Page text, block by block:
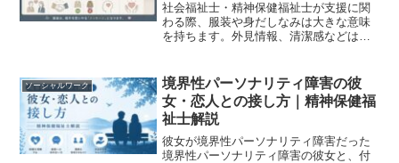
社会福祉士・精神保健福祉士が支援に関
わる際、服装や身だしなみは大きな意味
を持ちます。外見情報、清潔感などは第
事では服装・身だしなみの重要性を具体
例を交えて考察します。
ソーシャルワーク
境界性パーソナリティ障害の彼
女・恋人との接し方｜精神保健福
祉士解説
彼女が境界性パーソナリティ障害だった
境界性パーソナリティ障害の彼女と、付